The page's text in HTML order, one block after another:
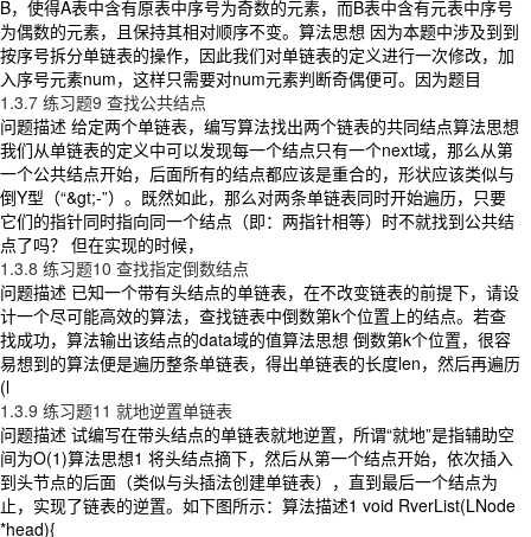
B，使得A表中含有原表中序号为奇数的元素，而B表中含有元表中序号
为偶数的元素，且保持其相对顺序不变。算法思想 因为本题中涉及到到
按序号拆分单链表的操作，因此我们对单链表的定义进行一次修改，加
入序号元素num，这样只需要对num元素判断奇偶便可。因为题目
1.3.7 练习题9 查找公共结点
问题描述 给定两个单链表，编写算法找出两个链表的共同结点算法思想
我们从单链表的定义中可以发现每一个结点只有一个next域，那么从第
一个公共结点开始，后面所有的结点都应该是重合的，形状应该类似与
倒Y型（“&gt;-”）。既然如此，那么对两条单链表同时开始遍历，只要
它们的指针同时指向同一个结点（即：两指针相等）时不就找到公共结
点了吗？ 但在实现的时候，
1.3.8 练习题10 查找指定倒数结点
问题描述 已知一个带有头结点的单链表，在不改变链表的前提下，请设
计一个尽可能高效的算法，查找链表中倒数第k个位置上的结点。若查
找成功，算法输出该结点的data域的值算法思想 倒数第k个位置，很容
易想到的算法便是遍历整条单链表，得出单链表的长度len，然后再遍历
(l
1.3.9 练习题11 就地逆置单链表
问题描述 试编写在带头结点的单链表就地逆置，所谓“就地”是指辅助空
间为O(1)算法思想1 将头结点摘下，然后从第一个结点开始，依次插入
到头节点的后面（类似与头插法创建单链表），直到最后一个结点为
止，实现了链表的逆置。如下图所示：算法描述1 void RverList(LNode
*head){